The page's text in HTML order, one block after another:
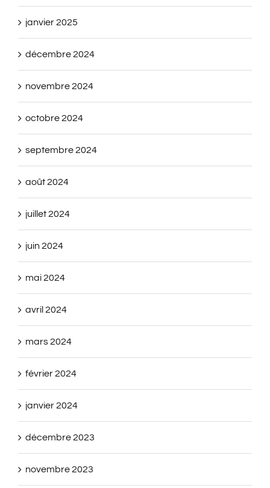
janvier 2025
décembre 2024
novembre 2024
octobre 2024
septembre 2024
août 2024
juillet 2024
juin 2024
mai 2024
avril 2024
mars 2024
février 2024
janvier 2024
décembre 2023
novembre 2023